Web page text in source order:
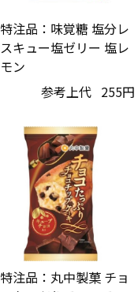
特注品：味覚糖 塩分レ
スキュー塩ゼリー 塩レ
モン
参考上代 255円
特注品：丸中製菓 チョ